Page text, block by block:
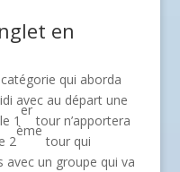
en
catégorie qui aborda
avec au départ une
1
er
tour n’apportera
2
ème
tour qui
avec un groupe qui va